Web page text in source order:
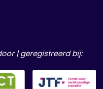
| geregistreerd bij: